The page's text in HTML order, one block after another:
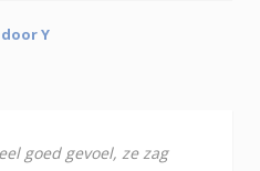
door Y
goed gevoel, ze zag